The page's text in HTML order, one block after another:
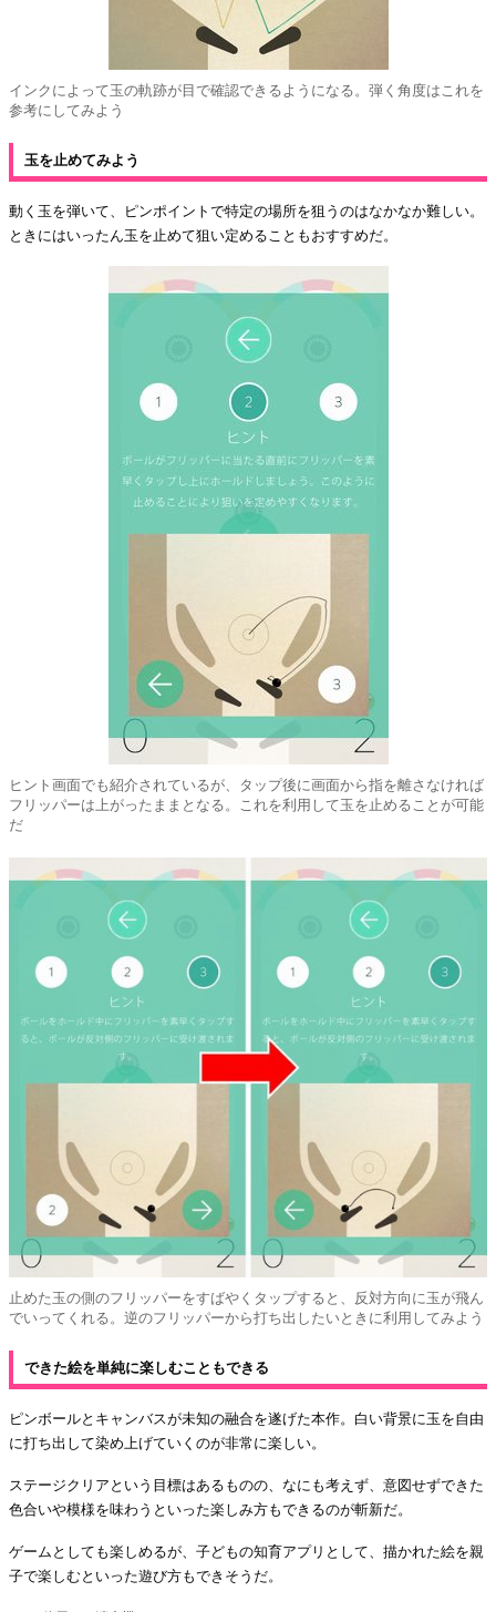
インクによって玉の軌跡が目で確認できるようになる。弾く角度はこれを
参考にしてみよう
玉を止めてみよう
動く玉を弾いて、ピンポイントで特定の場所を狙うのはなかなか難しい。
ときにはいったん玉を止めて狙い定めることもおすすめだ。
ヒント画面でも紹介されているが、タップ後に画面から指を離さなければ
フリッパーは上がったままとなる。これを利用して玉を止めることが可能
だ
止めた玉の側のフリッパーをすばやくタップすると、反対方向に玉が飛ん
でいってくれる。逆のフリッパーから打ち出したいときに利用してみよう
できた絵を単純に楽しむこともできる
ピンボールとキャンバスが未知の融合を遂げた本作。白い背景に玉を自由
に打ち出して染め上げていくのが非常に楽しい。
ステージクリアという目標はあるものの、なにも考えず、意図せずできた
色合いや模様を味わうといった楽しみ方もできるのが斬新だ。
ゲームとしても楽しめるが、子どもの知育アプリとして、描かれた絵を親
子で楽しむといった遊び方もできそうだ。